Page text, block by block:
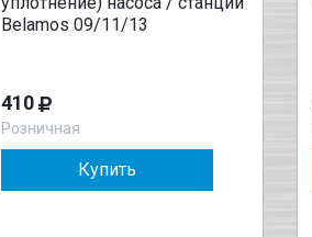
Belamos 09/11/13
410
Розничная
Купить